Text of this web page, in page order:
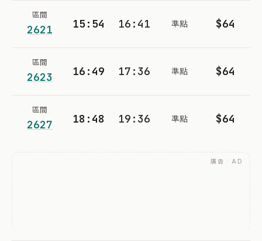
區間
2621 15:54 16:41 準點 $64
區間
2623 16:49 17:36 準點 $64
區間
2627 18:48 19:36 準點 $64
廣告 · AD